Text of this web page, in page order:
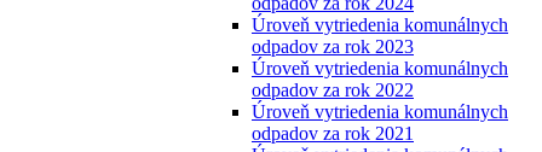
Úroveň vytriedenia komunálnych
odpadov za rok 2023
Úroveň vytriedenia komunálnych
odpadov za rok 2022
Úroveň vytriedenia komunálnych
odpadov za rok 2021